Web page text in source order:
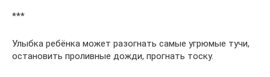
***
Улыбка ребёнка может разогнать самые угрюмые тучи,
остановить проливные дожди, прогнать тоску.